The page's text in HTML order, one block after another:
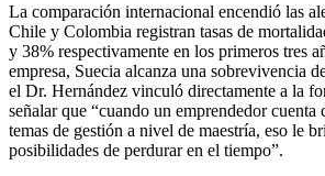
La comparación internacional encendió las
Chile y Colombia registran tasas de
y 38% respectivamente en los primeros tres
empresa, Suecia alcanza una sobrevivencia
el Dr. Hernández vinculó directamente a la
señalar que “cuando un emprendedor cuenta
temas de gestión a nivel de maestría, eso le
posibilidades de perdurar en el tiempo”.